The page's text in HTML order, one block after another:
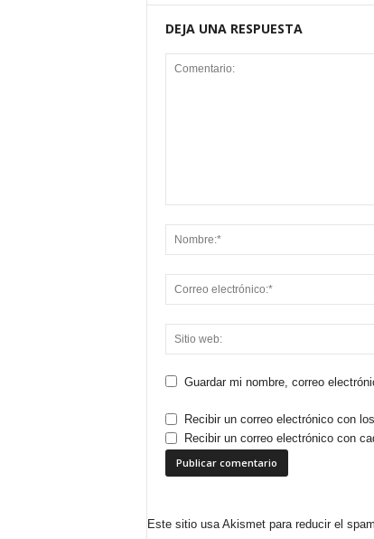
DEJA UNA RESPUESTA
Guardar mi nombre, correo
Recibir un correo electrónico con
Recibir un correo electrónico con
Este sitio usa Akismet para reducir el